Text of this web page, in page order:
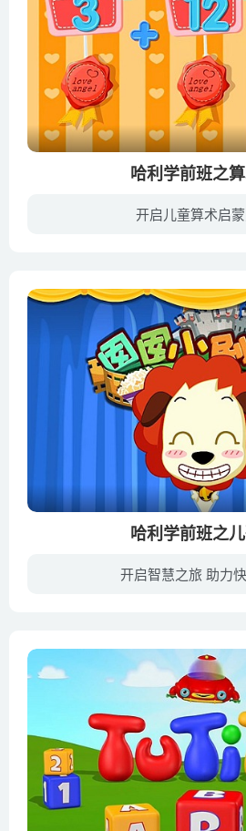
哈利学前班之
开启儿童算术启
哈利学前班之
开启智慧之旅 助力